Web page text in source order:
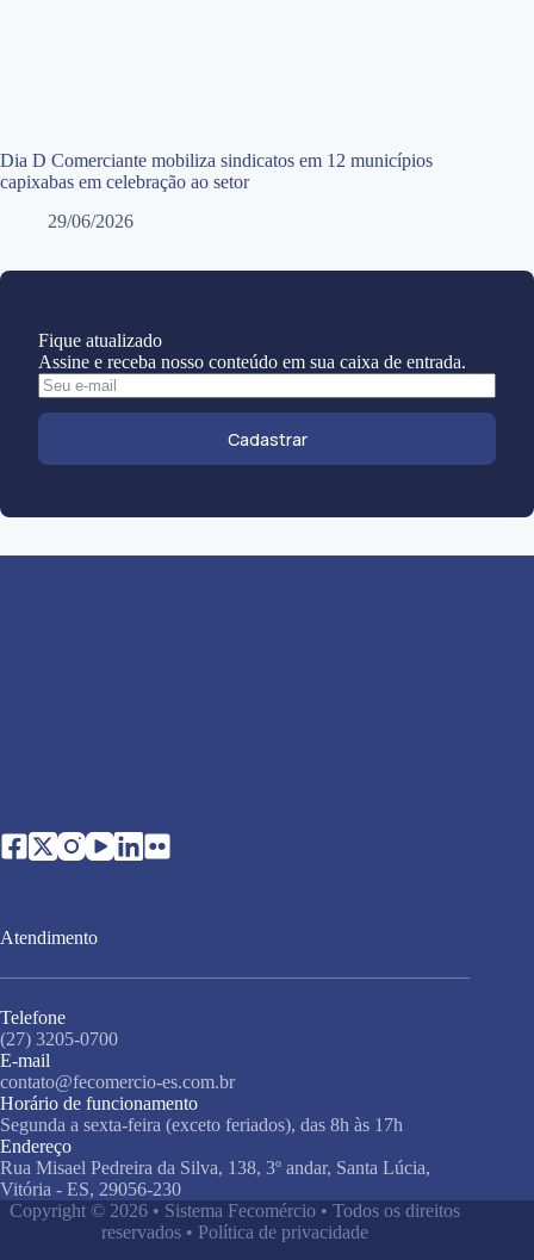
Dia D Comerciante mobiliza sindicatos em 12 municípios
capixabas em celebração ao setor
29/06/2026
Fique atualizado
Assine e receba nosso conteúdo em sua caixa de entrada.
Cadastrar
Atendimento
Telefone
(27) 3205-0700
E-mail
contato@fecomercio-es.com.br
Horário de funcionamento
Segunda a sexta-feira (exceto feriados), das 8h às 17h
Endereço
Rua Misael Pedreira da Silva, 138, 3º andar, Santa Lúcia,
Vitória - ES, 29056-230
Copyright © 2026 • Sistema Fecomércio • Todos os direitos
reservados • Política de privacidade